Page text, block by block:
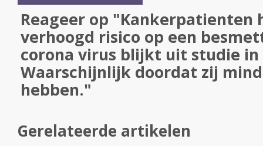
Reageer op "Kankerpatienten
verhoogd risico op een
corona virus blijkt uit studie in
Waarschijnlijk doordat zij
hebben."
Gerelateerde artikelen